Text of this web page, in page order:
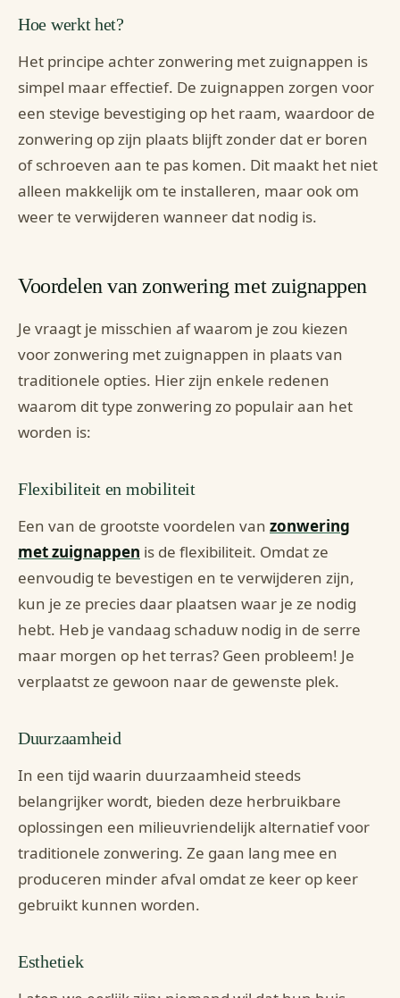
Hoe werkt het?
Het principe achter zonwering met zuignappen is
simpel maar effectief. De zuignappen zorgen voor
een stevige bevestiging op het raam, waardoor de
zonwering op zijn plaats blijft zonder dat er boren
of schroeven aan te pas komen. Dit maakt het niet
alleen makkelijk om te installeren, maar ook om
weer te verwijderen wanneer dat nodig is.
Voordelen van zonwering met zuignappen
Je vraagt je misschien af waarom je zou kiezen
voor zonwering met zuignappen in plaats van
traditionele opties. Hier zijn enkele redenen
waarom dit type zonwering zo populair aan het
worden is:
Flexibiliteit en mobiliteit
Een van de grootste voordelen van zonwering
met zuignappen is de flexibiliteit. Omdat ze
eenvoudig te bevestigen en te verwijderen zijn,
kun je ze precies daar plaatsen waar je ze nodig
hebt. Heb je vandaag schaduw nodig in de serre
maar morgen op het terras? Geen probleem! Je
verplaatst ze gewoon naar de gewenste plek.
Duurzaamheid
In een tijd waarin duurzaamheid steeds
belangrijker wordt, bieden deze herbruikbare
oplossingen een milieuvriendelijk alternatief voor
traditionele zonwering. Ze gaan lang mee en
produceren minder afval omdat ze keer op keer
gebruikt kunnen worden.
Esthetiek